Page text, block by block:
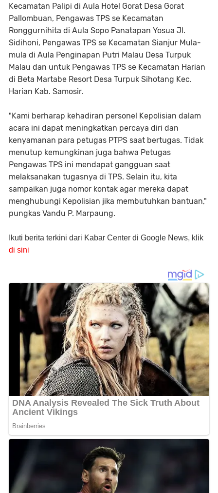
Kecamatan Palipi di Aula Hotel Gorat Desa Gorat
Pallombuan, Pengawas TPS se Kecamatan
Ronggurnihita di Aula Sopo Panatapan Yosua Jl.
Sidihoni, Pengawas TPS se Kecamatan Sianjur Mula-
mula di Aula Penginapan Putri Malau Desa Turpuk
Malau dan untuk Pengawas TPS se Kecamatan Harian
di Beta Martabe Resort Desa Turpuk Sihotang Kec.
Harian Kab. Samosir.
"Kami berharap kehadiran personel Kepolisian dalam
acara ini dapat meningkatkan percaya diri dan
kenyamanan para petugas PTPS saat bertugas. Tidak
menutup kemungkinan juga bahwa Petugas
Pengawas TPS ini mendapat gangguan saat
melaksanakan tugasnya di TPS. Selain itu, kita
sampaikan juga nomor kontak agar mereka dapat
menghubungi Kepolisian jika membutuhkan bantuan,"
pungkas Vandu P. Marpaung.
Ikuti berita terkini dari Kabar Center di Google News, klik
di sini